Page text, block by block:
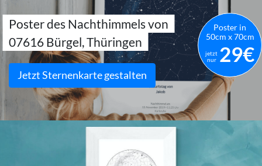
Poster des Nachthimmels von
07616 Bürgel, Thüringen
Jetzt Sternenkarte gestalten
Poster in
50cm x 70cm
jetzt
nur 29€